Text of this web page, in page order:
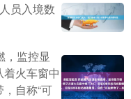
员入境数
，监控显
火车窗中
自称“可